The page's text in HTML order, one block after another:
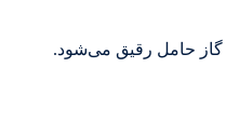
گاز حامل رقیق می‌شود.